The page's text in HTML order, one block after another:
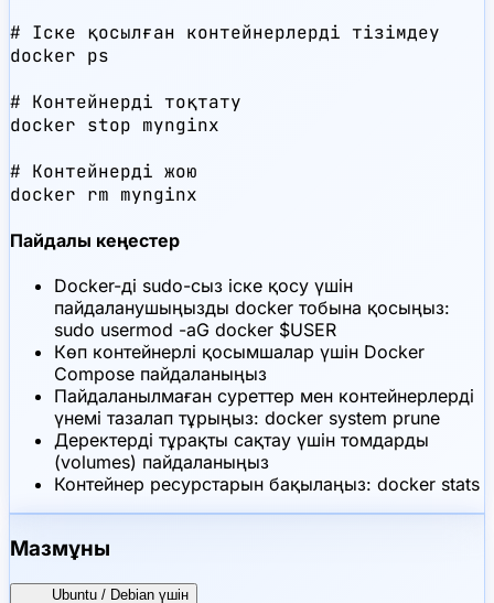
# Іске қосылған контейнерлерді тізімдеу
docker ps
# Контейнерді тоқтату
docker stop mynginx
# Контейнерді жою
docker rm mynginx
Пайдалы кеңестер
Docker-ді sudo-сыз іске қосу үшін
пайдаланушыңызды docker тобына қосыңыз:
sudo usermod -aG docker $USER
Көп контейнерлі қосымшалар үшін Docker
Compose пайдаланыңыз
Пайдаланылмаған суреттер мен контейнерлерді
үнемі тазалап тұрыңыз: docker system prune
Деректерді тұрақты сақтау үшін томдарды
(volumes) пайдаланыңыз
Контейнер ресурстарын бақылаңыз: docker stats
Мазмұны
Ubuntu / Debian үшін